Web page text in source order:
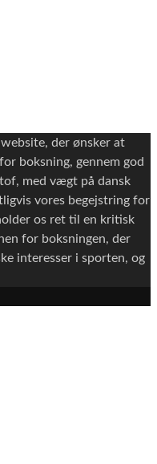
der ønsker at
boksning, gennem god
med vægt på dansk
vores begejstring for
os ret til en kritisk
for boksningen, der
interesser i sporten, og